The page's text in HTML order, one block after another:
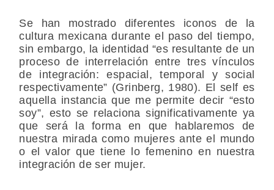
Se han mostrado diferentes iconos de la
cultura mexicana durante el paso del tiempo,
sin embargo, la identidad “es resultante de un
proceso de interrelación entre tres vínculos
de integración: espacial, temporal y social
respectivamente” (Grinberg, 1980). El self es
aquella instancia que me permite decir “esto
soy”, esto se relaciona significativamente ya
que será la forma en que hablaremos de
nuestra mirada como mujeres ante el mundo
o el valor que tiene lo femenino en nuestra
integración de ser mujer.